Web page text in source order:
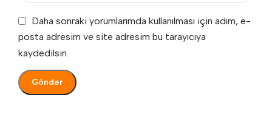
Daha sonraki yorumlarımda kullanılması için adım, e-
posta adresim ve site adresim bu tarayıcıya
kaydedilsin.